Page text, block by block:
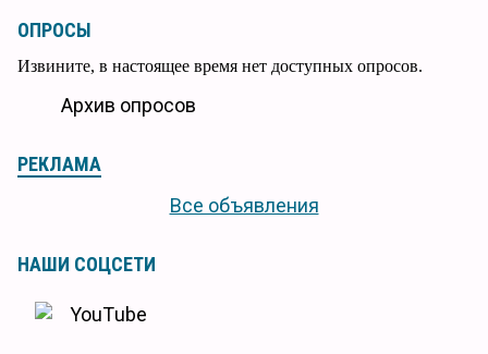
ОПРОСЫ
Извините, в настоящее время нет доступных опросов.
Архив опросов
РЕКЛАМА
Все объявления
НАШИ СОЦСЕТИ
YouTube